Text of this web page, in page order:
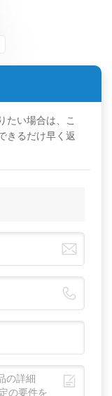
たい場合は、こ
きるだけ早く返